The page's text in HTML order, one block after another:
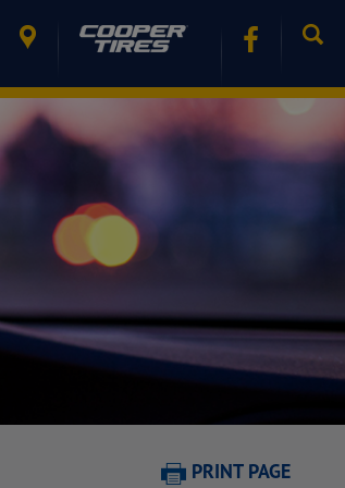
PRINT PAGE